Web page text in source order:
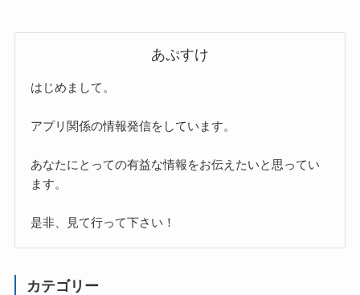
あぷすけ
はじめまして。
アプリ関係の情報発信をしています。
あなたにとっての有益な情報をお伝えたいと思ってい
ます。
是非、見て行って下さい！
カテゴリー